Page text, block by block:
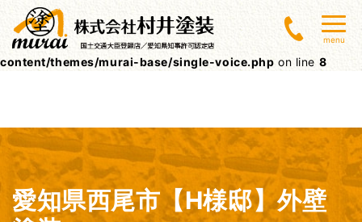
Warning: Undefined array key 0 in
/home/lctxs37/muraitoso.jp/public_html/wpcms/wp-
content/themes/murai-base/single-voice.php on line 8
menu
愛知県西尾市【H様邸】外壁